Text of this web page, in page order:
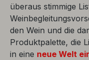
überaus stimmige
den Wein und die
Produktpalette, die
in eine neue Welt